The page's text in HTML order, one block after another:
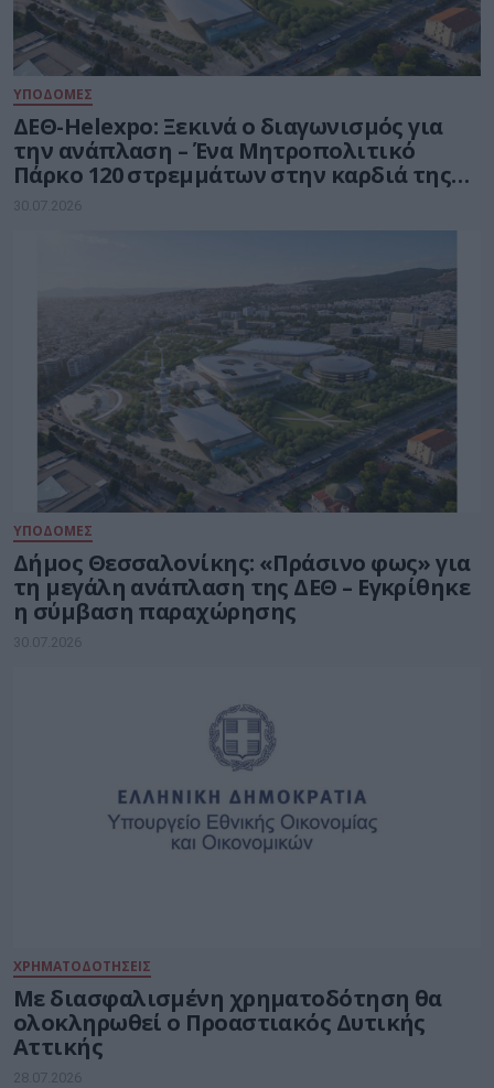
ΥΠΟΔΟΜΕΣ
ΔΕΘ-Helexpo: Ξεκινά ο διαγωνισμός για
την ανάπλαση – Ένα Μητροπολιτικό
Πάρκο 120 στρεμμάτων στην καρδιά της
Θεσσαλονίκης
30.07.2026
ΥΠΟΔΟΜΕΣ
Δήμος Θεσσαλονίκης: «Πράσινο φως» για
τη μεγάλη ανάπλαση της ΔΕΘ – Εγκρίθηκε
η σύμβαση παραχώρησης
30.07.2026
ΧΡΗΜΑΤΟΔΟΤΗΣΕΙΣ
Με διασφαλισμένη χρηματοδότηση θα
ολοκληρωθεί ο Προαστιακός Δυτικής
Αττικής
28.07.2026